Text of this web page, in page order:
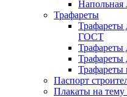
Напольная
Трафареты
Трафареты
ГОСТ
Трафареты
Трафареты
Трафареты
Паспорт
Плакаты на тему